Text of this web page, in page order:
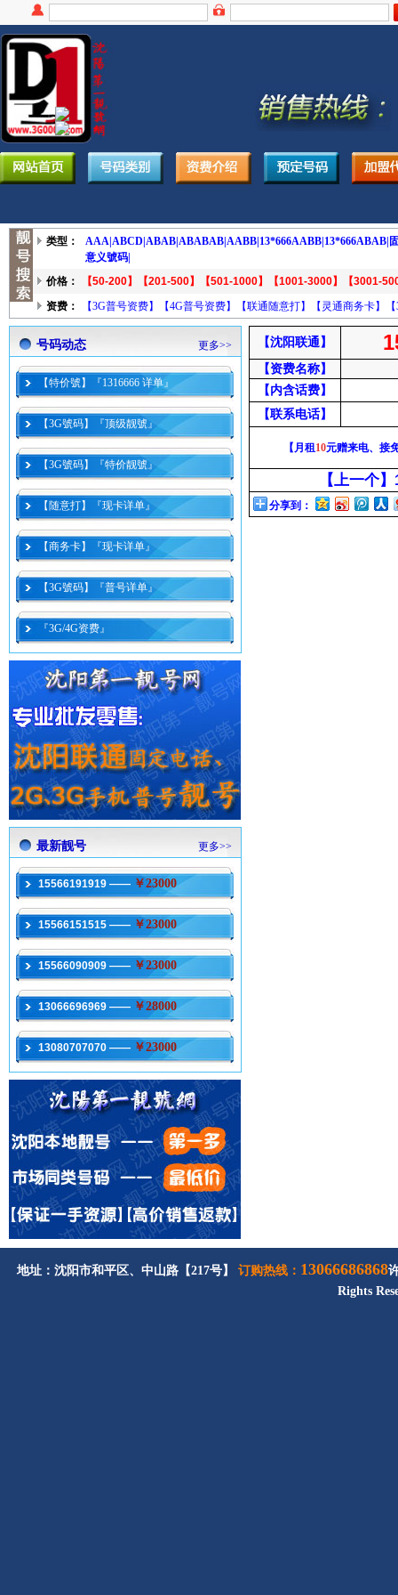
类型： AAA| ABCD| ABAB| ABABAB| AABB| 13*666AABB| 13*666ABAB|
意义號码|
价格：
【50-200】 【201-500】 【501-1000】 【1001-3000】
【3001-
资费：
【3G普号资费】 【4G普号资费】 【联通随意打】 【灵通商务卡】
号码动态 更多>>
【特价號】『1316666 详单』
【3G號码】『顶级靓號』
【3G號码】『特价靓號』
【随意打】『现卡详单』
【商务卡】『现卡详单』
【3G號码】『普号详单』
『3G/4G资费』
最新靓号 更多>>
15566191919 —— ￥23000
15566151515 —— ￥23000
15566090909 —— ￥23000
13066696969 —— ￥28000
13080707070 —— ￥23000
【沈阳联通】
【资费名称】
【内含话费】
【联系电话】
【月租10元赠来电、接
【上一个】
分享到：
地址：沈阳市和平区、中山路【217号】 订购热线： 13066686868
Rights